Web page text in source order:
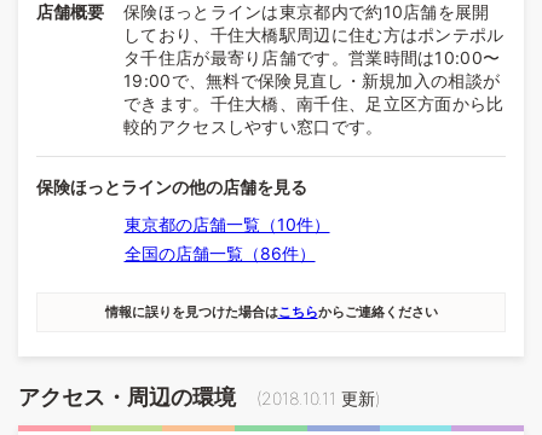
店舗概要
保険ほっとラインは東京都内で約10店舗を展開
しており、千住大橋駅周辺に住む方はポンテポル
タ千住店が最寄り店舗です。営業時間は10:00〜
19:00で、無料で保険見直し・新規加入の相談が
できます。千住大橋、南千住、足立区方面から比
較的アクセスしやすい窓口です。
保険ほっとラインの他の店舗を見る
東京都の店舗一覧（10件）
全国の店舗一覧（86件）
情報に誤りを見つけた場合はこちらからご連絡ください
アクセス・周辺の環境 (2018.10.11 更新)